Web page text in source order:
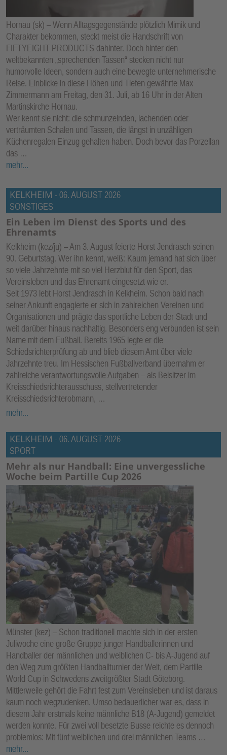
Hornau (sk) – Wenn Alltagsgegenstände plötzlich Mimik und
Charakter bekommen, steckt meist die Handschrift von
FIFTYEIGHT PRODUCTS dahinter. Doch hinter den
weltbekannten „sprechenden Tassen“ stecken nicht nur
humorvolle Ideen, sondern auch eine bewegte unternehmerische
Reise. Einblicke in diese Höhen und Tiefen gewährte Max
Zimmermann am Freitag, den 31. Juli, ab 16 Uhr in der Alten
Martinskirche Hornau.
Wer kennt sie nicht: die schmunzelnden, lachenden oder
verträumten Schalen und Tassen, die längst in unzähligen
Küchenregalen Einzug gehalten haben. Doch bevor das Porzellan
das …
mehr...
KELKHEIM - 06. AUGUST 2026
SONSTIGES
Ein Leben im Dienst des Sports und des
Ehrenamts
Kelkheim (kez/ju) – Am 3. August feierte Horst Jendrasch seinen
90. Geburtstag. Wer ihn kennt, weiß: Kaum jemand hat sich über
so viele Jahrzehnte mit so viel Herzblut für den Sport, das
Vereinsleben und das Ehrenamt eingesetzt wie er.
Seit 1973 lebt Horst Jendrasch in Kelkheim. Schon bald nach
seiner Ankunft engagierte er sich in zahlreichen Vereinen und
Organisationen und prägte das sportliche Leben der Stadt und
weit darüber hinaus nachhaltig. Besonders eng verbunden ist sein
Name mit dem Fußball. Bereits 1965 legte er die
Schiedsrichterprüfung ab und blieb diesem Amt über viele
Jahrzehnte treu. Im Hessischen Fußballverband übernahm er
zahlreiche verantwortungsvolle Aufgaben – als Beisitzer im
Kreisschiedsrichterausschuss, stellvertretender
Kreisschiedsrichterobmann, …
mehr...
KELKHEIM - 06. AUGUST 2026
SPORT
Mehr als nur Handball: Eine unvergessliche
Woche beim Partille Cup 2026
Münster (kez) – Schon traditionell machte sich in der ersten
Juliwoche eine große Gruppe junger Handballerinnen und
Handballer der männlichen und weiblichen C- bis A-Jugend auf
den Weg zum größten Handballturnier der Welt, dem Partille
World Cup in Schwedens zweitgrößter Stadt Göteborg.
Mittlerweile gehört die Fahrt fest zum Vereinsleben und ist daraus
kaum noch wegzudenken. Umso bedauerlicher war es, dass in
diesem Jahr erstmals keine männliche B18 (A-Jugend) gemeldet
werden konnte. Für zwei voll besetzte Busse reichte es dennoch
problemlos: Mit fünf weiblichen und drei männlichen Teams …
mehr...